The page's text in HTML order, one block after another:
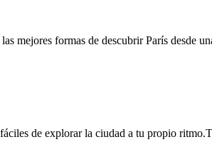
mejores formas de descubrir París desde
de explorar la ciudad a tu propio